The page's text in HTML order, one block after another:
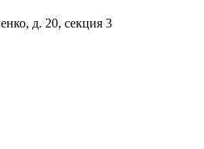
д. 20, секция 3